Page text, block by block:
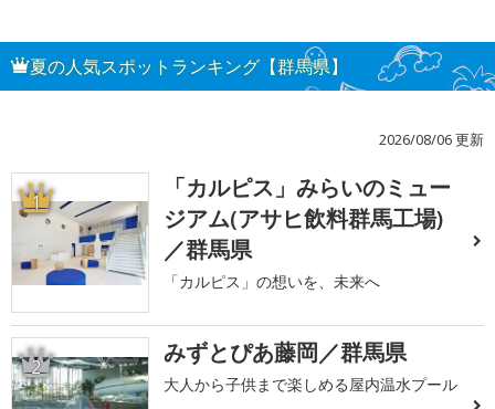
夏の人気スポットランキング【群馬県】
2026/08/06 更新
1
「カルピス」みらいのミュー
ジアム(アサヒ飲料群馬工場)
／群馬県
「カルピス」の想いを、未来へ
2 みずとぴあ藤岡／群馬県
大人から子供まで楽しめる屋内温水プール